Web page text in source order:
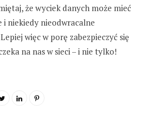
że wyciek danych może mieć
i niekiedy nieodwracalne
więc w porę zabezpieczyć się
na nas w sieci – i nie tylko!